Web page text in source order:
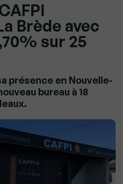
Brède avec
sur 25
présence en Nouvelle-
bureau à 18